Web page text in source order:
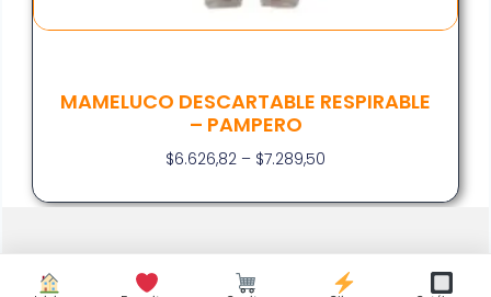
MAMELUCO DESCARTABLE RESPIRABLE
– PAMPERO
$6.626,82 – $7.289,50